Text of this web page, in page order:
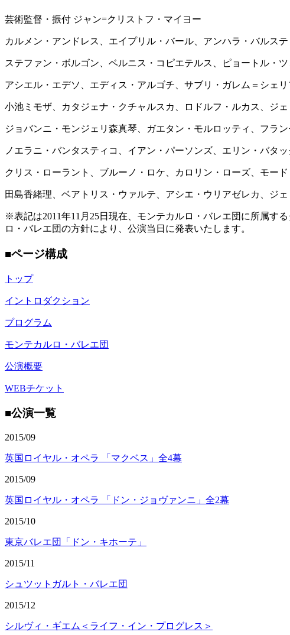
芸術監督・振付 ジャン=クリストフ・マイヨー
カルメン・アンドレス、エイプリル・バール、アンハラ・バルス
ステファン・ボルゴン、ベルニス・コピエテルス、ピョートル・
アシエル・エデソ、エディス・アルゴチ、サブリ・ガレム＝シェ
小池ミモザ、カタジェナ・クチャルスカ、ロドルフ・ルカス、ジ
ジョバンニ・モンジェリ森真琴、ガエタン・モルロッティ、フラ
ノエラニ・バンタスティコ、イアン・パーソンズ、エリン・バタ
クリス・ローラント、ブルーノ・ロケ、カロリン・ローズ、モー
田島香緒理、ベアトリス・ウァルテ、アシエ・ウリアゼレカ、ジ
※表記は2011年11月25日現在、モンテカルロ・バレエ団に所属
ロ・バレエ団の方針により、公演当日に発表いたします。
■ページ構成
トップ
イントロダクション
プログラム
モンテカルロ・バレエ団
公演概要
WEBチケット
■公演一覧
2015/09
英国ロイヤル・オペラ 「マクベス」全4幕
2015/09
英国ロイヤル・オペラ 「ドン・ジョヴァンニ」全2幕
2015/10
東京バレエ団「ドン・キホーテ」
2015/11
シュツットガルト・バレエ団
2015/12
シルヴィ・ギエム＜ライフ・イン・プログレス＞